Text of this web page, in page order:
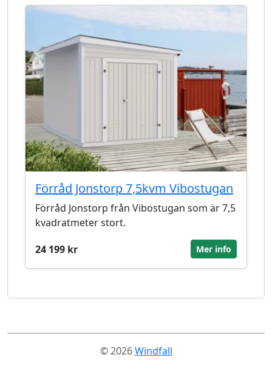
Förråd Jonstorp 7,5kvm Vibostugan
Förråd Jonstorp från Vibostugan som är 7,5
kvadratmeter stort.
24 199 kr
Mer info
© 2026Windfall